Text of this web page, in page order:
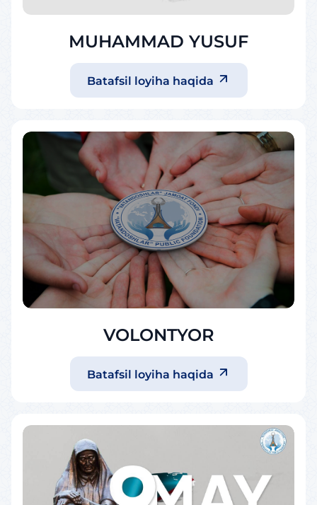
MUHAMMAD YUSUF
Batafsil loyiha haqida
VOLONTYOR
Batafsil loyiha haqida